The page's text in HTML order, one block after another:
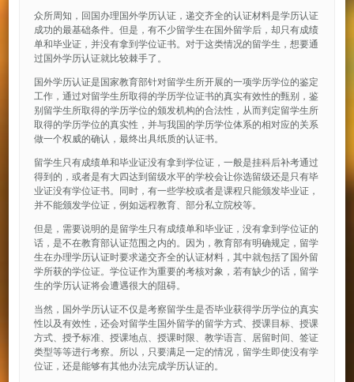
众所周知，回国办理国外学历认证，递交齐全的认证材料是学历认证
成功的最基础条件。但是，有不少留学生在国外留学后，却只有成绩
单和毕业证，并没有拿到学位证书。对于这类情况的留学生，想要通
过国外学历认证就比较棘手了。
国外学历认证是国家教育部针对留学生所开展的一项学历学位的鉴定
工作，通过对留学生所取得的学历学位证书的真实有效性的甄别，鉴
别留学生所取得的学历学位的颁发机构的合法性，从而判定留学生所
取得的学历学位的真实性，并与我国的学历学位体系的相对应的关系
做一个权威的确认，最终出具纸质的认证书。
留学生只有成绩单和毕业证没有拿到学位证，一般是挂科后补考通过
得到的，或者是有大四达到留级水平的学校会让你选留级还是只有毕
业证没有学位证书。同时，有一些学校或者是课程只能颁发毕业证，
并不能颁发学位证，例如远程教育、部分私立院校等。
但是，需要说明的是留学生只有成绩单和毕业证，没有拿到学位证的
话，是不在教育部认证范围之内的。因为，教育部有明确规定，留学
生在办理学历认证时要求递交齐全的认证材料，其中就包括了国外留
学所获的学位证。学位证作为重要的考核对象，若有缺少的话，留学
生的学历认证将会遭遇很大的阻碍。
当然，国外学历认证不仅是考察留学生是否毕业获得学历学位的真实
性以及有效性，还会对留学生国外留学的留学方式、授课目标、授课
方式、授予标准、授课地点、授课时限、教学语言、居留时间、签证
类型等等进行考察。所以，只要满足一定的情况，留学生即使没有学
位证，还是能够有其他办法完成学历认证的。